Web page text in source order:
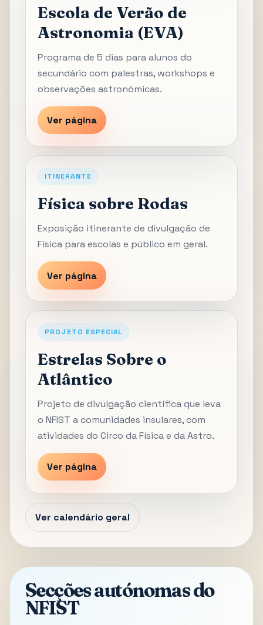
Escola de Verão de
Astronomia (EVA)
Programa de 5 dias para alunos do
secundário com palestras, workshops e
observações astronómicas.
Ver página
ITINERANTE
Física sobre Rodas
Exposição itinerante de divulgação de
Física para escolas e público em geral.
Ver página
PROJETO ESPECIAL
Estrelas Sobre o
Atlântico
Projeto de divulgação científica que leva
o NFIST a comunidades insulares, com
atividades do Circo da Física e da Astro.
Ver página
Ver calendário geral
Secções autónomas do
NFIST